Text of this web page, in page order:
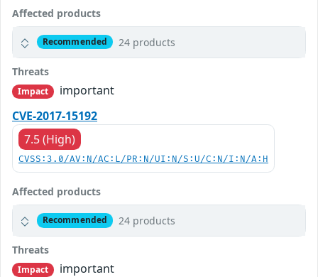
Affected products
Recommended 24 products
Threats
Impact
important
CVE-2017-15192
7.5 (High)
CVSS:3.0/AV:N/AC:L/PR:N/UI:N/S:U/C:N/I:N/A:H
Affected products
Recommended 24 products
Threats
Impact
important